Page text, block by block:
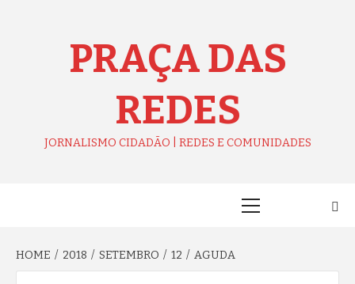
PRAÇA DAS
REDES
JORNALISMO CIDADÃO | REDES E COMUNIDADES
HOME 2018 SETEMBRO 12 AGUDA